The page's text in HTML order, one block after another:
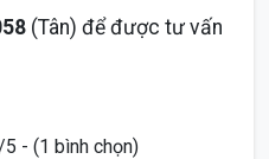
(Tân) để được tư vấn
- (1 bình chọn)